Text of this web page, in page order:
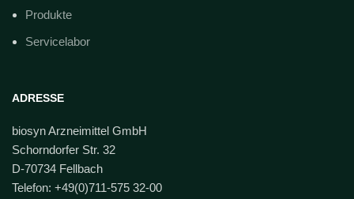
Produkte
Servicelabor
ADRESSE
biosyn Arzneimittel GmbH
Schorndorfer Str. 32
D-70734 Fellbach
Telefon: +49(0)711-575 32-00